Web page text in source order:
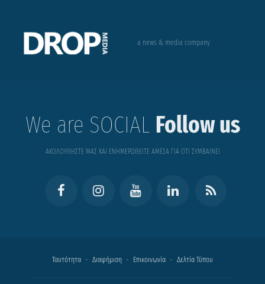
a news & media company
We are SOCIAL Follow us
ΑΚΟΛΟΥΘΗΣΤΕ ΜΑΣ ΚΑΙ ΕΝΗΜΕΡΩΘΕΙΤΕ ΑΜΕΣΑ ΓΙΑ ΟΤΙ ΣΥΜΒΑΙΝΕΙ
Ταυτότητα Διαφήμιση Επικοινωνία Δελτία Τύπου